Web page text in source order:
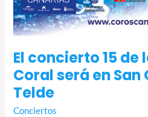
El concierto 15 de
Coral será en San
Telde
Conciertos